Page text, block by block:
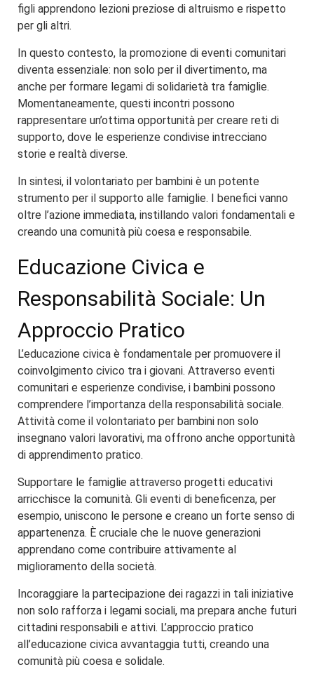
figli apprendono lezioni preziose di altruismo e rispetto
per gli altri.
In questo contesto, la promozione di eventi comunitari
diventa essenziale: non solo per il divertimento, ma
anche per formare legami di solidarietà tra famiglie.
Momentaneamente, questi incontri possono
rappresentare un’ottima opportunità per creare reti di
supporto, dove le esperienze condivise intrecciano
storie e realtà diverse.
In sintesi, il volontariato per bambini è un potente
strumento per il supporto alle famiglie. I benefici vanno
oltre l’azione immediata, instillando valori fondamentali e
creando una comunità più coesa e responsabile.
Educazione Civica e
Responsabilità Sociale: Un
Approccio Pratico
L’educazione civica è fondamentale per promuovere il
coinvolgimento civico tra i giovani. Attraverso eventi
comunitari e esperienze condivise, i bambini possono
comprendere l’importanza della responsabilità sociale.
Attività come il volontariato per bambini non solo
insegnano valori lavorativi, ma offrono anche opportunità
di apprendimento pratico.
Supportare le famiglie attraverso progetti educativi
arricchisce la comunità. Gli eventi di beneficenza, per
esempio, uniscono le persone e creano un forte senso di
appartenenza. È cruciale che le nuove generazioni
apprendano come contribuire attivamente al
miglioramento della società.
Incoraggiare la partecipazione dei ragazzi in tali iniziative
non solo rafforza i legami sociali, ma prepara anche futuri
cittadini responsabili e attivi. L’approccio pratico
all’educazione civica avvantaggia tutti, creando una
comunità più coesa e solidale.